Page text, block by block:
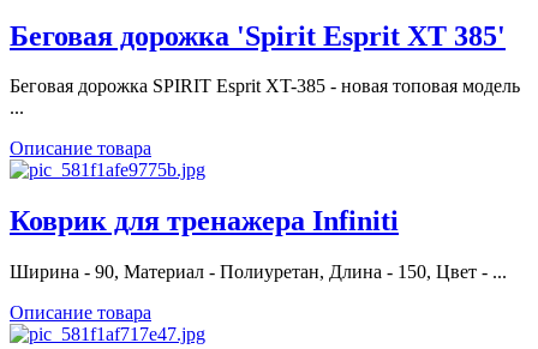
Беговая дорожка 'Spirit Esprit XT 385'
Беговая дорожка SPIRIT Esprit XT-385 - новая топовая модель
...
Описание товара
Коврик для тренажера Infiniti
Ширина - 90, Материал - Полиуретан, Длина - 150, Цвет - ...
Описание товара